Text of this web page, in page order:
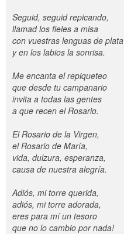
Seguid, seguid repicando,
llamad los fieles a misa
con vuestras lenguas de plata
y en los labios la sonrisa.
Me encanta el repiqueteo
que desde tu campanario
invita a todas las gentes
a que recen el Rosario.
El Rosario de la Virgen,
el Rosario de María,
vida, dulzura, esperanza,
causa de nuestra alegría.
Adiós, mi torre querida,
adiós, mi torre adorada,
eres para mí un tesoro
que no lo cambio por nada!